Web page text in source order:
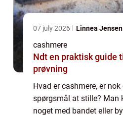
07 july 2026 Linnea Jensen
cashmere
Ndt en praktisk guide til ikke-destruktiv
prøvning
Hvad er cashmere, er
spørgsmål at stille? Man
noget med bandet eller